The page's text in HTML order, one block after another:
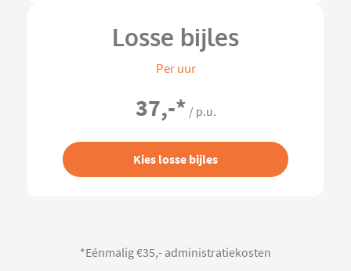
Losse bijles
Per uur
37,-* / p.u.
Kies losse bijles
*Eénmalig €35,- administratiekosten